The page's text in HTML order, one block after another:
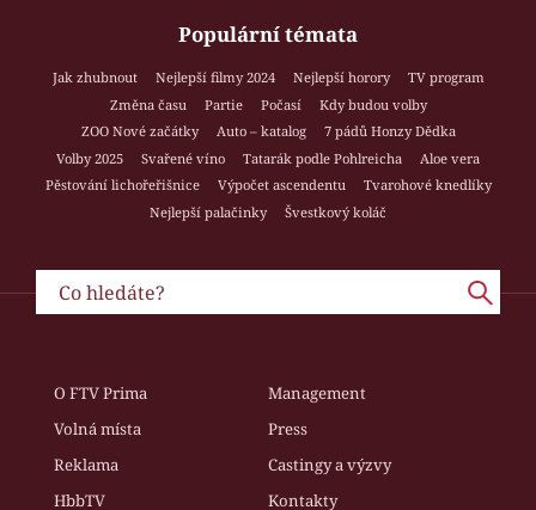
Populární témata
Jak zhubnout Nejlepší filmy 2024 Nejlepší horory
TV program
Změna času
Partie Počasí
Kdy budou volby
ZOO Nové začátky
Auto – katalog
7 pádů Honzy Dědka
Volby 2025
Svařené víno Tatarák podle Pohlreicha
Aloe vera
Pěstování lichořeřišnice
Výpočet ascendentu
Tvarohové knedlíky
Nejlepší palačinky
Švestkový koláč
O FTV Prima
Management
Volná místa
Press
Reklama
Castingy a výzvy
HbbTV
Kontakty